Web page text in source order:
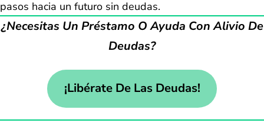
pasos hacia un futuro sin deudas.
¿Necesitas Un Préstamo O Ayuda Con Alivio De
Deudas?
¡Libérate De Las Deudas!